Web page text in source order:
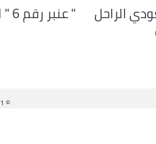
الراحل
" عنبر رقم 6 " للكاتب انطوان تشيكوف
© Radio Algérienne 2021